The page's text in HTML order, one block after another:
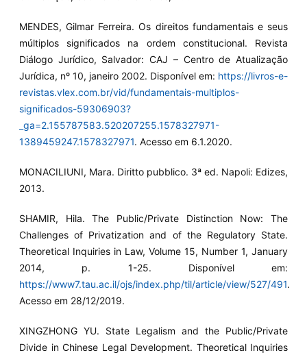
MENDES, Gilmar Ferreira. Os direitos fundamentais e seus
múltiplos significados na ordem constitucional. Revista
Diálogo Jurídico, Salvador: CAJ – Centro de Atualização
Jurídica, nº 10, janeiro 2002. Disponível em: https://livros-e-
revistas.vlex.com.br/vid/fundamentais-multiplos-
significados-59306903?
_ga=2.155787583.520207255.1578327971-
1389459247.1578327971. Acesso em 6.1.2020.
MONACILIUNI, Mara. Diritto pubblico. 3ª ed. Napoli: Edizes,
2013.
SHAMIR, Hila. The Public/Private Distinction Now: The
Challenges of Privatization and of the Regulatory State.
Theoretical Inquiries in Law, Volume 15, Number 1, January
2014, p. 1-25. Disponível em:
https://www7.tau.ac.il/ojs/index.php/til/article/view/527/491.
Acesso em 28/12/2019.
XINGZHONG YU. State Legalism and the Public/Private
Divide in Chinese Legal Development. Theoretical Inquiries